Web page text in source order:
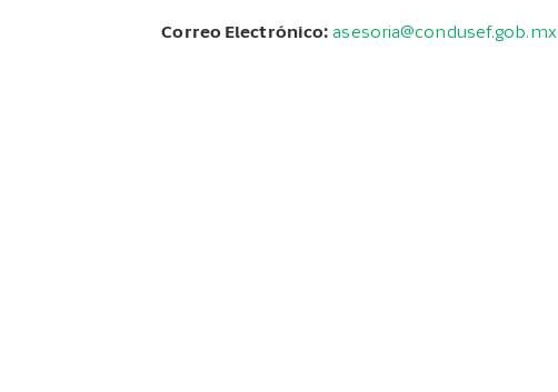
Correo Electrónico: asesoria@condusef.gob.mx